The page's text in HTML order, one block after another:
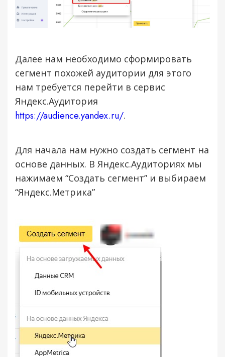
Далее нам необходимо сформировать
сегмент похожей аудитории для этого
нам требуется перейти в сервис
Яндекс.Аудитория
https://audience.yandex.ru/.
Для начала нам нужно создать сегмент на
основе данных. В Яндекс.Аудиториях мы
нажимаем “Создать сегмент” и выбираем
“Яндекс.Метрика”